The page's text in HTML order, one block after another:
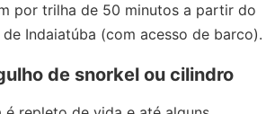
por trilha de 50 minutos a partir do
de Indaiatúba (com acesso de barco).
de snorkel ou cilindro